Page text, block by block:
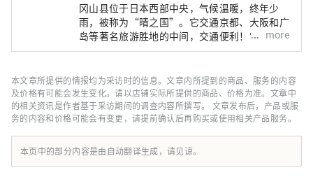
冈山县位于日本西部中央，气候温暖，终年少
雨，被称为“晴之国”。它交通京都、大阪和广
岛等著名旅游胜地的中间，交通便利！它也是经
由濑户通往四国的门户。 冈山县也被称为“水
水果，无论甜度、香气还是风味，都是最高品质
的。 您可以品尝白桃、麝香葡萄、先锋葡萄等
时令水果！ 冈山还拥有世界级的旅游景点，包
括冈山城、日本三大名园之一的冈山后乐园以及
拥有历史、文化和艺术的仓敷美观地区！
more
本文章所提供的情报均为采访时的信息。文章内所提到的商品、服务的内容
及价格有可能会发生变化。请以店铺实际所提供的商品、价格为准。文章中
的相关资讯是作者基于采访期间的调查内容所撰写。 文章发布后，产品或服
务的内容和价格可能会有变更，请提前确认后再购买或使用相关产品服务。
本页中的部分内容是由自动翻译生成，请见谅。